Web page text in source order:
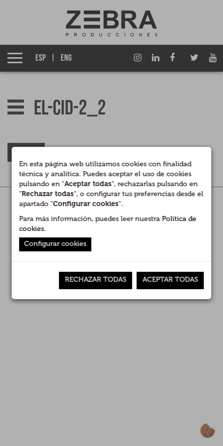
Grupo Izen
Qué hacemos
Noticias
Premios
Contacto
ESP ENG
El-Cid-2_2
Legal | Privacidad | Cookies
Canal interno de información
En esta página web utilizamos cookies con finalidad
técnica y analítica. Puedes aceptar el uso de cookies
pulsando en "Aceptar todas", rechazarlas pulsando en
"Rechazar todas", o configurar tus preferencias desde el
apartado "Configurar cookies".
Para más información, puedes leer nuestraPolítica de
cookies.
Configurar cookies
RECHAZAR TODAS ACEPTAR TODAS